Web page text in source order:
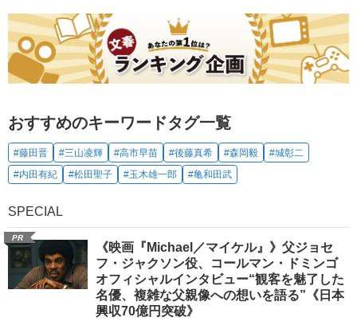
おすすめのキーワードタグ一覧
#藤田晋 #三山凌輝 #高市早苗 #後藤真希 #森岡毅
#城彰二
#内田有紀
#松田聖子 #玉木雄一郎 #亀和田武
SPECIAL
PR
《映画『Michael／マイケル』》父ジョセ
フ・ジャクソン役、コールマン・ドミンゴ
オフィシャルインタビュー“観客を魅了した
名優、複雑な父親像への想いを語る”《日本
興収70億円突破》